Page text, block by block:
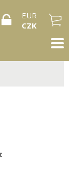
EUR
CZK